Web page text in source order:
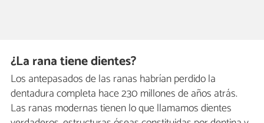
¿La rana tiene dientes?
Los antepasados de las ranas habrían perdido la
dentadura completa hace 230 millones de años atrás.
Las ranas modernas tienen lo que llamamos dientes